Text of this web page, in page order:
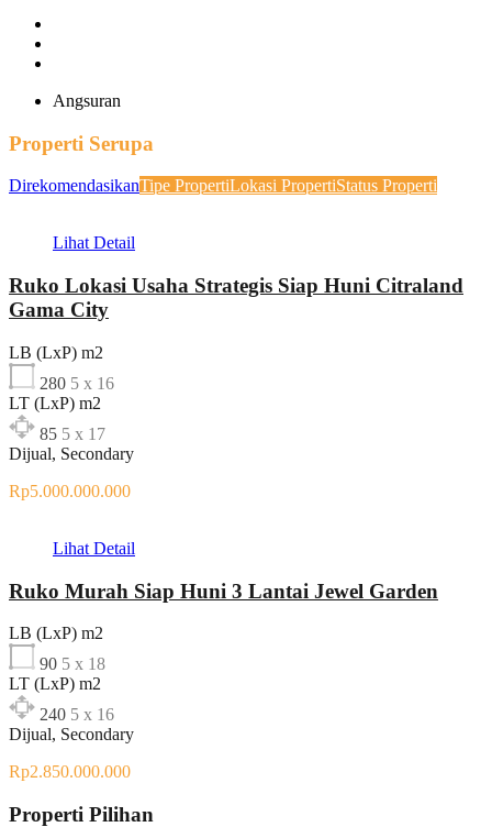
Angsuran
Properti Serupa
DirekomendasikanTipe PropertiLokasi PropertiStatus Properti
Lihat Detail
Ruko Lokasi Usaha Strategis Siap Huni Citraland
Gama City
LB (LxP) m2
280 5 x 16
LT (LxP) m2
85 5 x 17
Dijual, Secondary
Rp5.000.000.000
Lihat Detail
Ruko Murah Siap Huni 3 Lantai Jewel Garden
LB (LxP) m2
90 5 x 18
LT (LxP) m2
240 5 x 16
Dijual, Secondary
Rp2.850.000.000
Properti Pilihan